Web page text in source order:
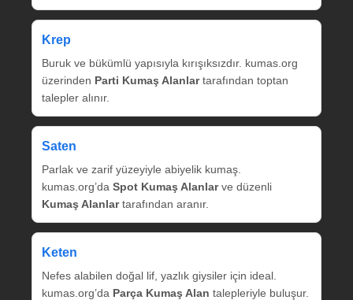
Krep
Buruk ve bükümlü yapısıyla kırışıksızdır. kumas.org
üzerinden Parti Kumaş Alanlartarafından toptan
talepler alınır.
Saten
Parlak ve zarif yüzeyiyle abiyelik kumaş.
kumas.org’da Spot Kumaş Alanlarve düzenli
Kumaş Alanlartarafından aranır.
Keten
Nefes alabilen doğal lif, yazlık giysiler için ideal.
kumas.org’da Parça Kumaş Alan talepleriyle buluşur.